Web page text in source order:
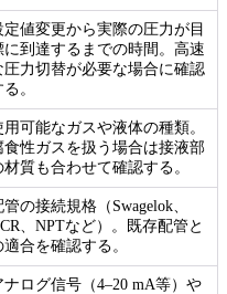
定値変更から実際の圧力が目
に到達するまでの時間。高速
圧力切替が必要な場合に確認
。
用可能なガスや液体の種類。
食性ガスを扱う場合は接液部
材質も合わせて確認する。
管の接続規格（Swagelok、
、NPTなど）。既存配管と
適合を確認する。
ナログ信号（4–20 mA等）や